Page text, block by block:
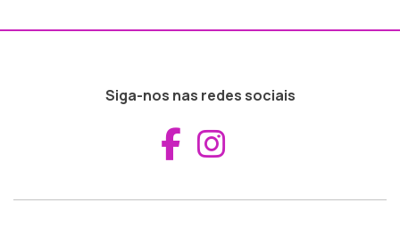
Siga-nos nas redes sociais
Aceder ao